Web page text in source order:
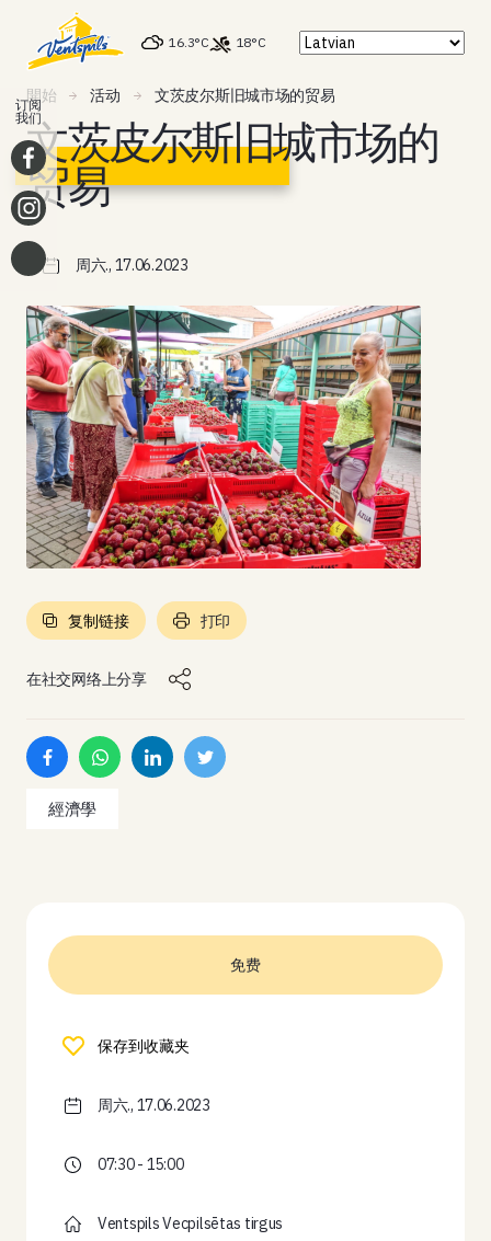
16.3°C 18°C
開始 活动 文茨皮尔斯旧城市场的贸易
文茨皮尔斯旧城市场的
贸易
周六., 17.06.2023
在社交网络上分享
复制链接 打印
經濟學
免费
保存到收藏夹
周六., 17.06.2023
07:30 - 15:00
Ventspils Vecpilsētas tirgus
订阅
我们